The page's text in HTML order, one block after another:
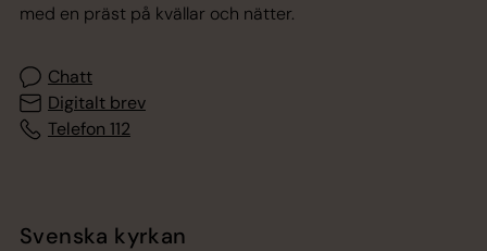
med en präst på kvällar och nätter.
Chatt
Digitalt brev
Telefon 112
Svenska kyrkan